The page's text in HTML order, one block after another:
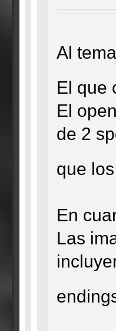
Al
El que
El
de 2
que
En
Las